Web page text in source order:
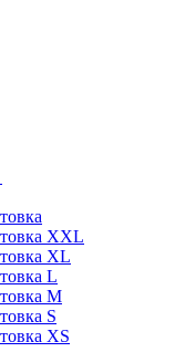
XXL
XL
L
M
S
XS